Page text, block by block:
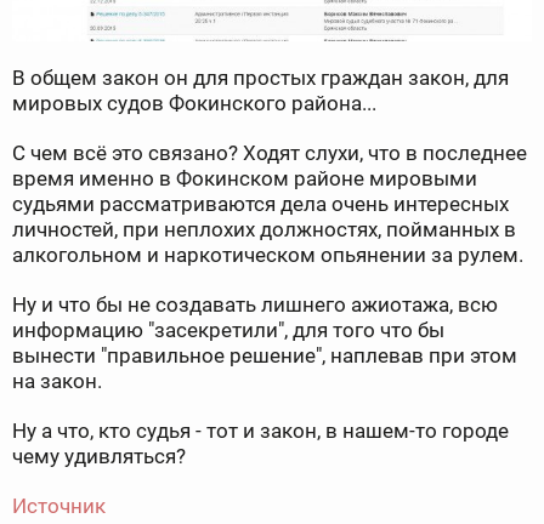
В общем закон он для простых граждан закон, для
мировых судов Фокинского района...
С чем всё это связано? Ходят слухи, что в последнее
время именно в Фокинском районе мировыми
судьями рассматриваются дела очень интересных
личностей, при неплохих должностях, пойманных в
алкогольном и наркотическом опьянении за рулем.
Ну и что бы не создавать лишнего ажиотажа, всю
информацию "засекретили", для того что бы
вынести "правильное решение", наплевав при этом
на закон.
Ну а что, кто судья - тот и закон, в нашем-то городе
чему удивляться?
Источник